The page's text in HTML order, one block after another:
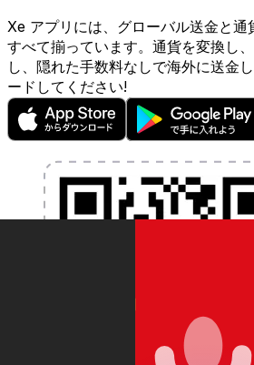
Xe アプリには、グローバル送金と通
すべて揃っています。通貨を変換し
し、隠れた手数料なしで海外に送金
ードしてください!